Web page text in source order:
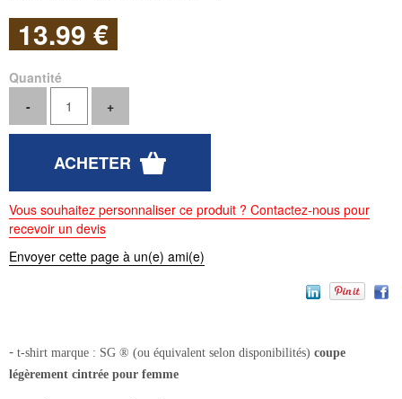
13.99 €
Quantité
Vous souhaitez personnaliser ce produit ? Contactez-nous pour
recevoir un devis
Envoyer cette page à un(e) ami(e)
- t-shirt marque : SG ® (ou équivalent selon disponibilités) coupe
légèrement cintrée pour femme